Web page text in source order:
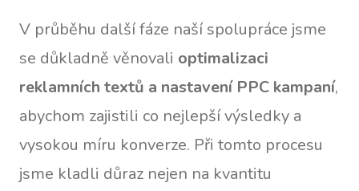
V průběhu další fáze naší spolupráce jsme
se důkladně věnovali optimalizaci
reklamních textů a nastavení PPC kampaní,
abychom zajistili co nejlepší výsledky a
vysokou míru konverze. Při tomto procesu
jsme kladli důraz nejen na kvantitu